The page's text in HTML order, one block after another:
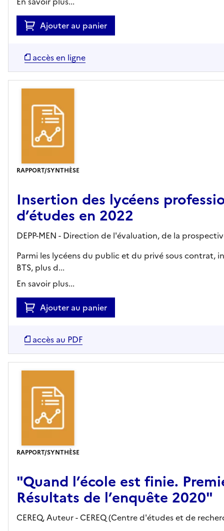
Ajouter au panier
accès en ligne
RAPPORT/SYNTHÈSE
Insertion des lycéens
d’études en 2022
DEPP-MEN - Direction de l'évaluation, de la
Parmi les lycéens du public et du privé sous contrat,
BTS, plus d...
En savoir plus...
Ajouter au panier
accès au PDF
RAPPORT/SYNTHÈSE
"Quand l’école est finie.
Résultats de l’enquête 2020"
CEREQ, Auteur - CEREQ (Centre d'études et de